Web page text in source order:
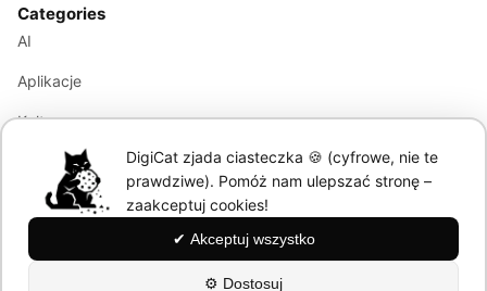
Categories
AI
Aplikacje
Kultura
Marketing
Modele językowe
DigiCat zjada ciasteczka 🍪 (cyfrowe, nie te
prawdziwe). Pomóż nam ulepszać stronę –
zaakceptuj cookies!
✔ Akceptuj wszystko
⚙ Dostosuj